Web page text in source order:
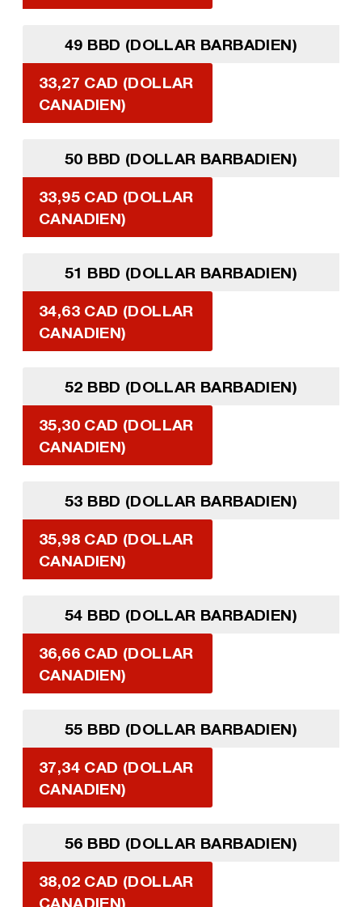
49 BBD (DOLLAR BARBADIEN)
33,27 CAD (DOLLAR
CANADIEN)
50 BBD (DOLLAR BARBADIEN)
33,95 CAD (DOLLAR
CANADIEN)
51 BBD (DOLLAR BARBADIEN)
34,63 CAD (DOLLAR
CANADIEN)
52 BBD (DOLLAR BARBADIEN)
35,30 CAD (DOLLAR
CANADIEN)
53 BBD (DOLLAR BARBADIEN)
35,98 CAD (DOLLAR
CANADIEN)
54 BBD (DOLLAR BARBADIEN)
36,66 CAD (DOLLAR
CANADIEN)
55 BBD (DOLLAR BARBADIEN)
37,34 CAD (DOLLAR
CANADIEN)
56 BBD (DOLLAR BARBADIEN)
38,02 CAD (DOLLAR
CANADIEN)